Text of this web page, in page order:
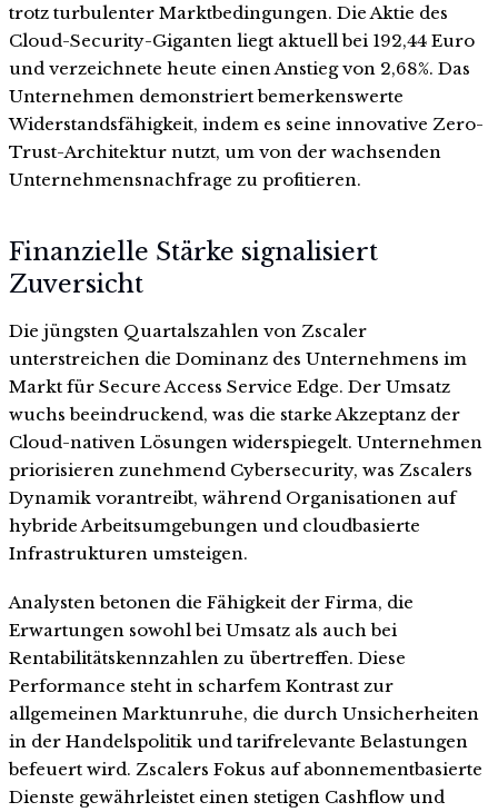
trotz turbulenter Marktbedingungen. Die Aktie des
Cloud-Security-Giganten liegt aktuell bei 192,44 Euro
und verzeichnete heute einen Anstieg von 2,68%. Das
Unternehmen demonstriert bemerkenswerte
Widerstandsfähigkeit, indem es seine innovative Zero-
Trust-Architektur nutzt, um von der wachsenden
Unternehmensnachfrage zu profitieren.
Finanzielle Stärke signalisiert
Zuversicht
Die jüngsten Quartalszahlen von Zscaler
unterstreichen die Dominanz des Unternehmens im
Markt für Secure Access Service Edge. Der Umsatz
wuchs beeindruckend, was die starke Akzeptanz der
Cloud-nativen Lösungen widerspiegelt. Unternehmen
priorisieren zunehmend Cybersecurity, was Zscalers
Dynamik vorantreibt, während Organisationen auf
hybride Arbeitsumgebungen und cloudbasierte
Infrastrukturen umsteigen.
Analysten betonen die Fähigkeit der Firma, die
Erwartungen sowohl bei Umsatz als auch bei
Rentabilitätskennzahlen zu übertreffen. Diese
Performance steht in scharfem Kontrast zur
allgemeinen Marktunruhe, die durch Unsicherheiten
in der Handelspolitik und tarifrelevante Belastungen
befeuert wird. Zscalers Fokus auf abonnementbasierte
Dienste gewährleistet einen stetigen Cashflow und